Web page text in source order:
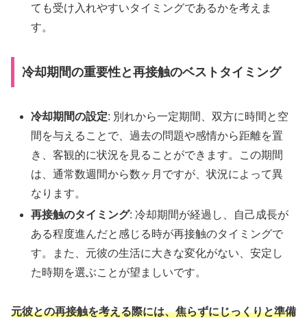
ても受け入れやすいタイミングであるかを考えま
す。
冷却期間の重要性と再接触のベストタイミング
冷却期間の設定: 別れから一定期間、双方に時間と空
間を与えることで、過去の問題や感情から距離を置
き、客観的に状況を見ることができます。この期間
は、通常数週間から数ヶ月ですが、状況によって異
なります。
再接触のタイミング: 冷却期間が経過し、自己成長が
ある程度進んだと感じる時が再接触のタイミングで
す。また、元彼の生活に大きな変化がない、安定し
た時期を選ぶことが望ましいです。
元彼との再接触を考える際には、焦らずにじっくりと準備